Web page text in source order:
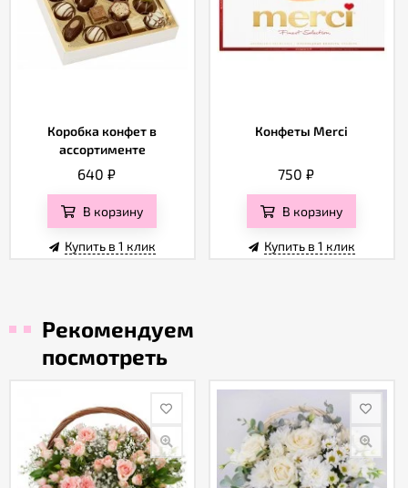
Коробка конфет в
ассортименте
640₽
В корзину
Купить в 1 клик
Конфеты Merci
750₽
В корзину
Купить в 1 клик
Рекомендуем
посмотреть